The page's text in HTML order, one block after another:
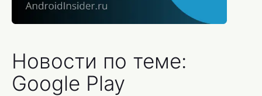
Новости по теме:
Google Play